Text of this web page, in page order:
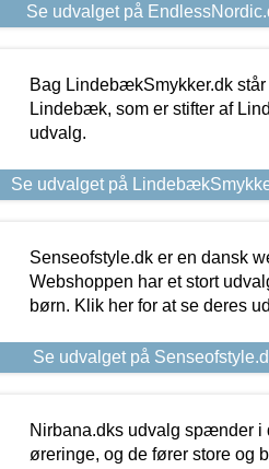
Se udvalget på
Bag LindebækSmykker.dk
Lindebæk, som er stifter af
udvalg.
Se udvalget på
Senseofstyle.dk er en dansk
Webshoppen har et stort
børn. Klik her for at se deres
Se udvalget på
Nirbana.dks udvalg spænder i
øreringe, og de fører store og